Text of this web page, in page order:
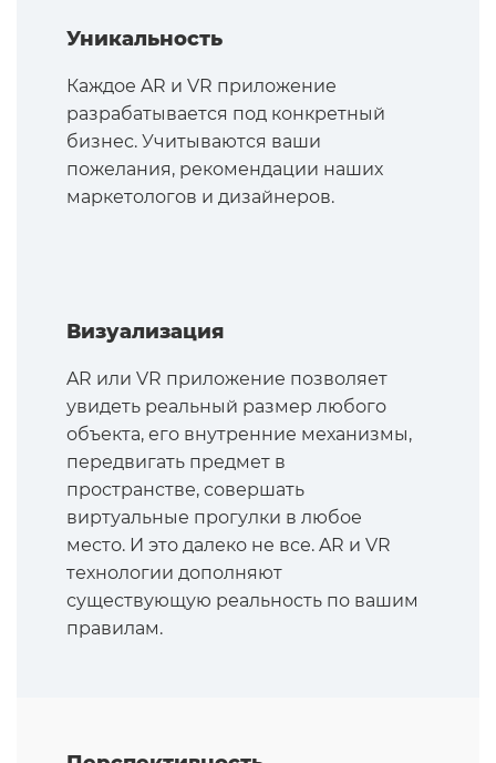
Уникальность
Каждое AR и VR приложение
разрабатывается под конкретный
бизнес. Учитываются ваши
пожелания, рекомендации наших
маркетологов и дизайнеров.
Визуализация
AR или VR приложение позволяет
увидеть реальный размер любого
объекта, его внутренние механизмы,
передвигать предмет в
пространстве, совершать
виртуальные прогулки в любое
место. И это далеко не все. AR и VR
технологии дополняют
существующую реальность по вашим
правилам.